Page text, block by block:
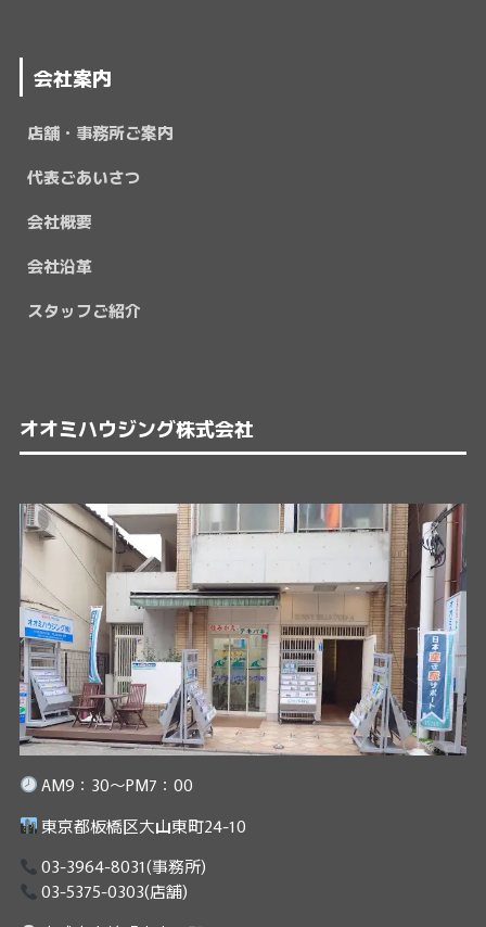
会社案内
店舗・事務所ご案内
代表ごあいさつ
会社概要
会社沿革
スタッフご紹介
オオミハウジング株式会社
AM9：30～PM7：00
東京都板橋区大山東町24-10
03-3964-8031(事務所)
03-5375-0303(店舗)